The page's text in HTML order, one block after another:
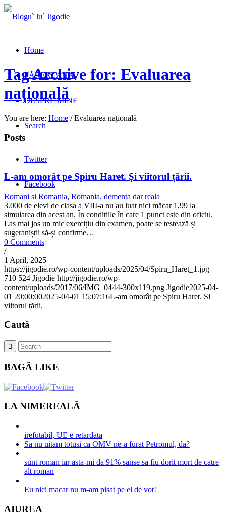
Home
PĂREREA TA
DESPRE MINE
Search
Twitter
Facebook
Tag Archive for: Evaluarea
națională
You are here: Home / Evaluarea națională
Posts
L-am omorât pe Spiru Haret. Și viitorul țării.
Romani si Romania, Romania, dementa dar reala
3.000 de elevi de clasa a VIII-a nu au luat nici măcar 1,99 la
simularea din acest an. În condițiile în care 1 punct este din oficiu.
Las mai jos un mic exercițiu din examen, poate se testează și
sugeraniștii să-și confirme…
0 Comments
/
1 April, 2025
https://jigodie.ro/wp-content/uploads/2025/04/Spiru_Haret_1.jpg
710 524 Jigodie http://jigodie.ro/wp-
content/uploads/2017/06/IMG_0444-300x119.png Jigodie2025-04-
01 20:00:002025-04-01 15:07:16L-am omorât pe Spiru Haret. Și
viitorul țării.
Caută
BAGĂ LIKE
LA NIMEREALĂ
irefutabil, UE e retardata
Sa nu uitam totusi ca OMV ne-a furat Petromul, da?
sunt roman iar asta-mi da 91% sanse sa fiu dorit mort de catre
alt roman
Eu nici macar nu m-am pisat pe el de vot!
AIUREA